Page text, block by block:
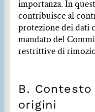
importanza. In
contribuisce al
protezione dei dati
mandato del
restrittive di
B.
origini